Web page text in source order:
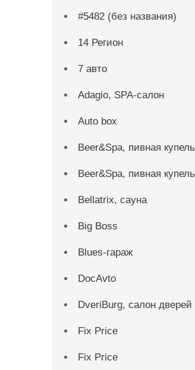
#5482 (без названия)
14 Регион
7 авто
Adagio, SPA-салон
Auto box
Beer&Spa, пивная купель
Beer&Spa, пивная купель
Bellatrix, сауна
Big Boss
Blues-гараж
DocAvto
DveriBurg, салон дверей
Fix Price
Fix Price